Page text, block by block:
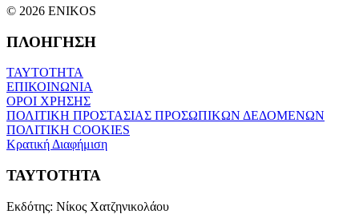
© 2026 ENIKOS
ΠΛΟΗΓΗΣΗ
ΤΑΥΤΟΤΗΤΑ
ΕΠΙΚΟΙΝΩΝΙΑ
ΟΡΟΙ ΧΡΗΣΗΣ
ΠΟΛΙΤΙΚΗ ΠΡΟΣΤΑΣΙΑΣ ΠΡΟΣΩΠΙΚΩΝ ΔΕΔΟΜΕΝΩΝ
ΠΟΛΙΤΙΚΗ COOKIES
Κρατική Διαφήμιση
ΤΑΥΤΟΤΗΤΑ
Εκδότης: Νίκος Χατζηνικολάου